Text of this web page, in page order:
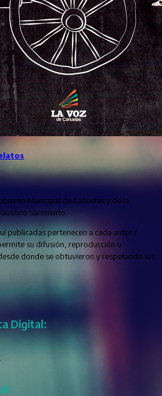
Municipal de Cañuelas y de la
Sarmiento.
publicadas pertenecen a cada autor /
su difusión, reproducción o
donde se obtuvieron y respetando los
Digital: